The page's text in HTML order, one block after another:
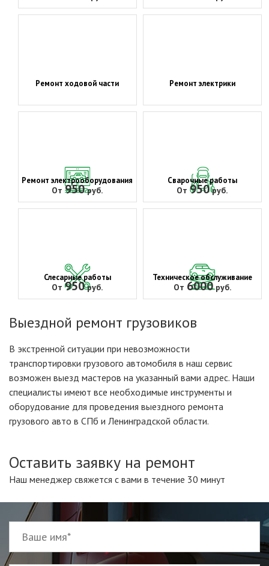
Ремонт ходовой части Ремонт электрики
Ремонт электрооборудования
От950руб.
Сварочные работы
От950руб.
Слесарные работы
От950руб.
Техническое обслуживание
От 6000руб.
Выездной ремонт грузовиков
В экстренной ситуации при невозможности
транспортировки грузового автомобиля в наш сервис
возможен выезд мастеров на указанный вами адрес. Наши
специалисты имеют все необходимые инструменты и
оборудование для проведения выездного ремонта
грузового авто в СПб и Ленинградской области.
Оставить заявку на ремонт
Наш менеджер свяжется с вами в течение 30 минут